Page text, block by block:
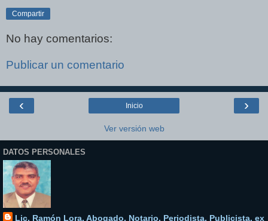
Compartir
No hay comentarios:
Publicar un comentario
‹ ›
Inicio
Ver versión web
DATOS PERSONALES
Lic. Ramón Lora, Abogado, Notario, Periodista, Publicista, ex